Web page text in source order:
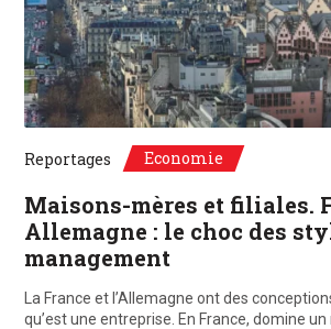
Reportages Economie
Maisons-mères et filiales.
Allemagne : le choc des
management
La France et l’Allemagne ont des
qu’est une entreprise. En France, domine